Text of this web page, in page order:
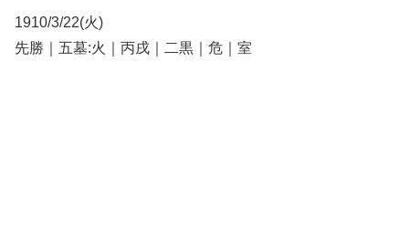
1910/3/22(火)
先勝｜五墓:火｜丙戌｜二黒｜危｜室